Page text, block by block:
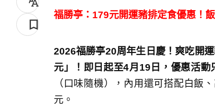
福勝亭：179元開運豬排定食優惠！
2026福勝亭20周年生日慶！爽吃開
元」！即日起至4月19日，優惠活動
（口味隨機），內用還可搭配白飯
元。